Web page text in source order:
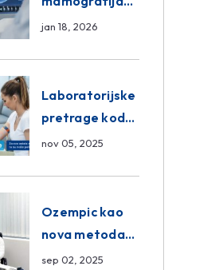
Sarajevo –
Centar
Poliklinika
jan 18, 2026
Laboratorijske
pretrage kod
kuće – novo u
Poliklinici
nov 05, 2025
Ozempic kao
nova metoda
mršavljenja: da
sep 02, 2025